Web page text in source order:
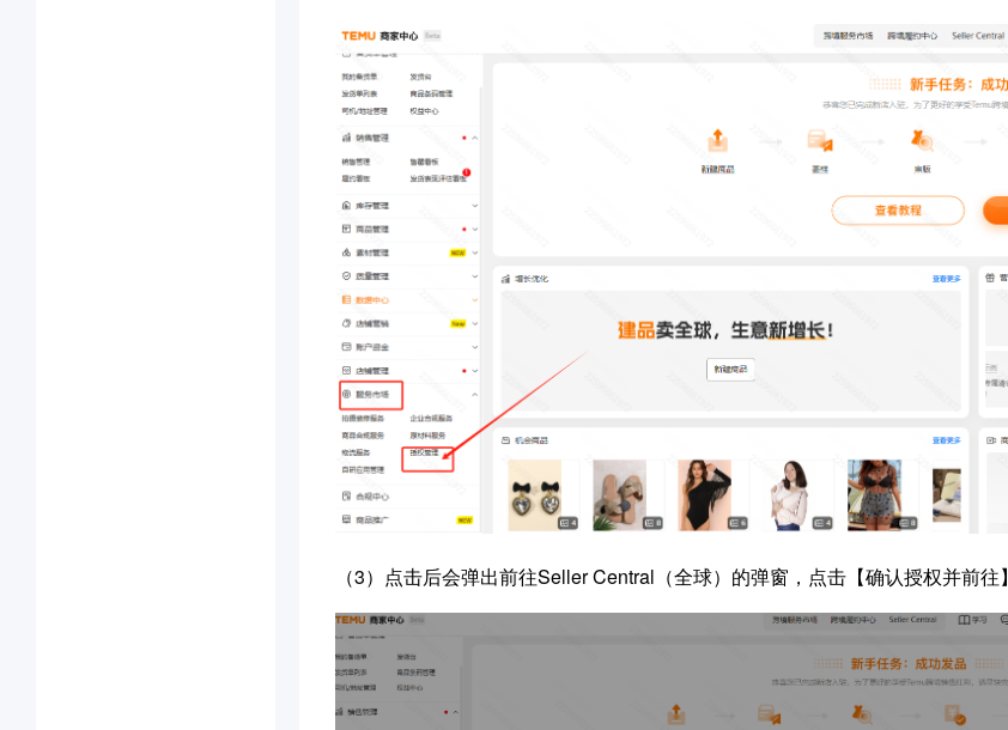
（3）点击后会弹出前往Seller Central（全球）的弹窗，点击【确认授权并前往】